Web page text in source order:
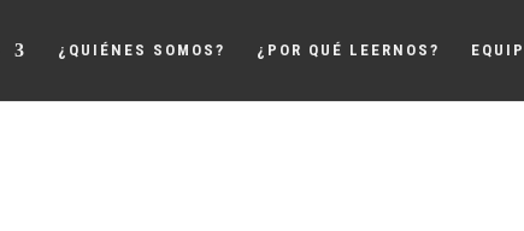
¿QUIÉNES SOMOS? ¿POR QUÉ LEERNOS?